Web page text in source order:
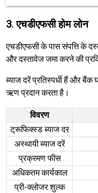
3. एचडीएफसी होम लोन
एचडीएफसी के पास संपत्ति के
और दस्तावेज जमा करने की
ब्याज दरें प्रतिस्पर्धी हैं और बैंक
ऋण प्रदान करता है।
विवरण
ट्रूफिक्स्ड ब्याज दर
अस्थायी ब्याज दरें
प्रक्रमण फीस
अधिकतम कार्यकाल
प्री-क्लोजर शुल्क